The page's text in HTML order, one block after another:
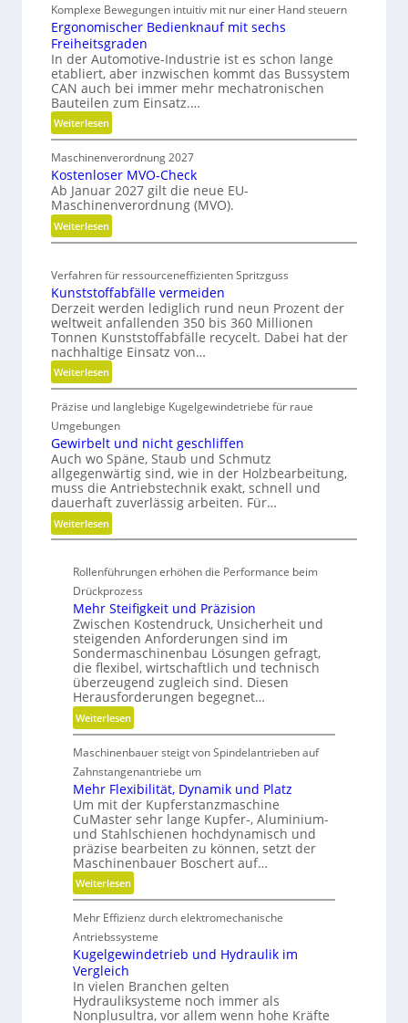
a
h
h
a
t
i
g
k
e
s
-
R
o
a
m
a
z
y
l
i
n
d
r
i
n
g
r
ö
ß
r
e
n
D
i
m
e
s
i
o
n
e
n
t
h
o
d
e
n
f
ü
c
h
h
l
t
i
g
e
W
e
r
k
z
e
u
g
b
a
u
r
e
s
s
e
Komplexe Bewegungen intuitiv mit nur einer Hand steuern
Ergonomischer Bedienknauf mit sechs
Freiheitsgraden
In der Automotive-Industrie ist es schon lange
etabliert, aber inzwischen kommt das Bussystem
CAN auch bei immer mehr mechatronischen
Bauteilen zum Einsatz.…
Weiterlesen:
E
r
g
o
n
o
m
s
c
h
e
r
B
e
d
e
n
k
n
a
u
f
i
t
s
e
c
h
s
F
r
e
i
t
s
g
r
a
d
e
n
Maschinenverordnung 2027
Kostenloser MVO-Check
Ab Januar 2027 gilt die neue EU-
Maschinenverordnung (MVO).
Weiterlesen:
K
s
t
e
n
l
o
s
r
M
V
O
-
C
e
k
Verfahren für ressourceneffizienten Spritzguss
Kunststoffabfälle vermeiden
Derzeit werden lediglich rund neun Prozent der
weltweit anfallenden 350 bis 360 Millionen
Tonnen Kunststoffabfälle recycelt. Dabei hat der
nachhaltige Einsatz von…
Weiterlesen:
K
u
n
s
t
s
t
o
f
f
b
f
ä
l
l
e
v
e
r
m
e
i
d
e
n
Präzise und langlebige Kugelgewindetriebe für raue
Umgebungen
Gewirbelt und nicht geschliffen
Auch wo Späne, Staub und Schmutz
allgegenwärtig sind, wie in der Holzbearbeitung,
muss die Antriebstechnik exakt, schnell und
dauerhaft zuverlässig arbeiten. Für…
Weiterlesen:
G
w
i
r
b
e
l
t
u
n
d
c
h
t
g
e
s
c
h
l
i
f
f
e
n
Rollenführungen erhöhen die Performance beim
Drückprozess
Mehr Steifigkeit und Präzision
Zwischen Kostendruck, Unsicherheit und
steigenden Anforderungen sind im
Sondermaschinenbau Lösungen gefragt,
die flexibel, wirtschaftlich und technisch
überzeugend zugleich sind. Diesen
Herausforderungen begegnet…
Weiterlesen:
M
e
h
r
S
t
e
i
f
i
k
e
i
u
n
Maschinenbauer steigt von Spindelantrieben auf
Zahnstangenantriebe um
Mehr Flexibilität, Dynamik und Platz
Um mit der Kupferstanzmaschine
CuMaster sehr lange Kupfer-, Aluminium-
und Stahlschienen hochdynamisch und
präzise bearbeiten zu können, setzt der
Maschinenbauer Boschert auf…
Weiterlesen:
M
e
h
r
l
e
Mehr Effizienz durch elektromechanische
Antriebssysteme
Kugelgewindetrieb und Hydraulik im
Vergleich
In vielen Branchen gelten
Hydrauliksysteme noch immer als
Nonplusultra, vor allem wenn hohe Kräfte